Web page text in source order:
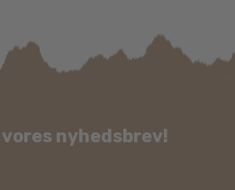
nyhedsbrev!